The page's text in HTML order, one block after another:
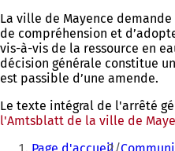
La ville de Mayence
de compréhension et
vis-à-vis de la ressource en
décision générale constitue
est passible d’une amende.
Le texte intégral de l'arrêté
l'Amtsblatt de la ville de
Vous